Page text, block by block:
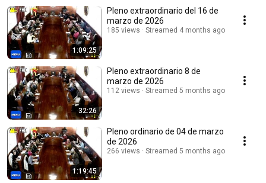
1:09:25
Pleno extraordinario del 16 de
marzo de 2026
185 views Streamed 4 months ago
32:26
Pleno extraordinario 8 de
marzo de 2026
112 views Streamed 5 months ago
1:19:45
Pleno ordinario de 04 de marzo
de 2026
266 views Streamed 5 months ago